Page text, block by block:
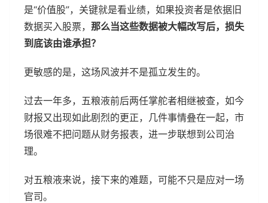
是“价值股”，关键就是看业绩，如果投资者是依据旧
数据买入股票， 那么当这些数据被大幅改写后，损失
到底该由谁承担？
更敏感的是，这场风波并不是孤立发生的。
过去一年多，五粮液前后两任掌舵者相继被查，如今
财报又出现如此剧烈的更正，几件事情叠在一起，市
场很难不把问题从财务报表，进一步联想到公司治
理。
对五粮液来说，接下来的难题，可能不只是应对一场
官司。